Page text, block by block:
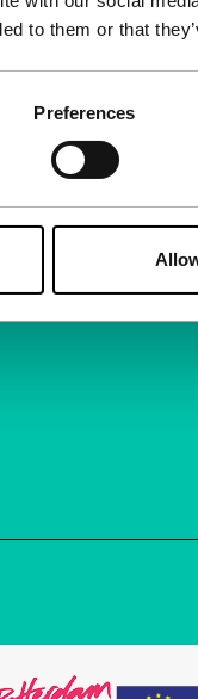
to them or that
Preferences
Volg IFFR